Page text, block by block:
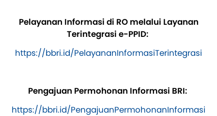
Pelayanan Informasi di RO melalui Layanan
Terintegrasi e-PPID:
https://bbri.id/PelayananInformasiTerintegrasi
Pengajuan Permohonan Informasi BRI:
https://bbri.id/PengajuanPermohonanInformasi